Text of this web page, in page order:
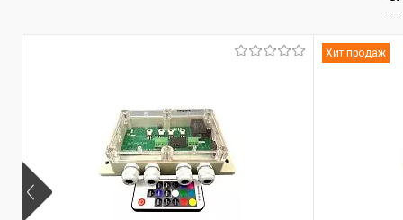
Хит продаж